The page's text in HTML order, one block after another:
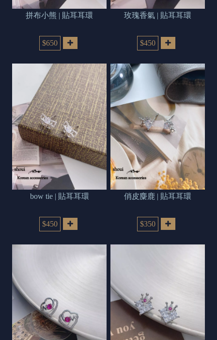
拼布小熊 | 貼耳耳環
$650
玫瑰香氣 | 貼耳耳環
$450
bow tie | 貼耳耳環
$450
俏皮麋鹿 | 貼耳耳環
$350